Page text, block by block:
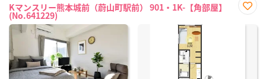
Kマンスリー熊本城前（蔚山町駅前） 901・1K-【角部屋】
(No.641229)
に入